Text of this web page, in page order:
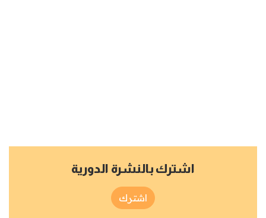
اشترك بالنشرة الدورية
اشترك